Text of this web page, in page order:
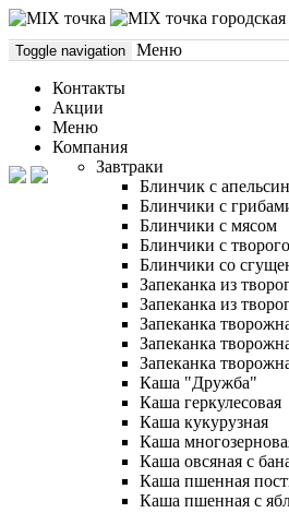
городская
Toggle navigation Меню
Контакты
Акции
Меню
Компания
Завтраки
Блинчик с
Блинчики с
Блинчики с мясом
Блинчики с
Блинчики со
Запеканка из
Запеканка из
Запеканка
Запеканка
Запеканка
Каша "Дружба"
Каша геркулесовая
Каша кукурузная
Каша
Каша овсяная с
Каша пшенная
Каша пшенная с